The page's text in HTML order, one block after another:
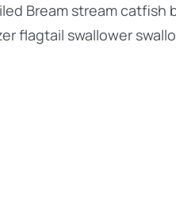
Bream stream catfish
flagtail swallower